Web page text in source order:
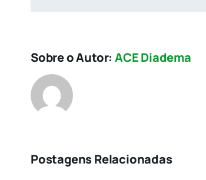
Sobre o Autor:ACE Diadema
Postagens Relacionadas